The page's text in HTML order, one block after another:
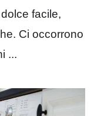
facile,
Ci occorrono
...